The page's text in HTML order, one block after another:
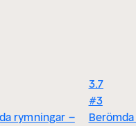
rymningar –
3.7
#3